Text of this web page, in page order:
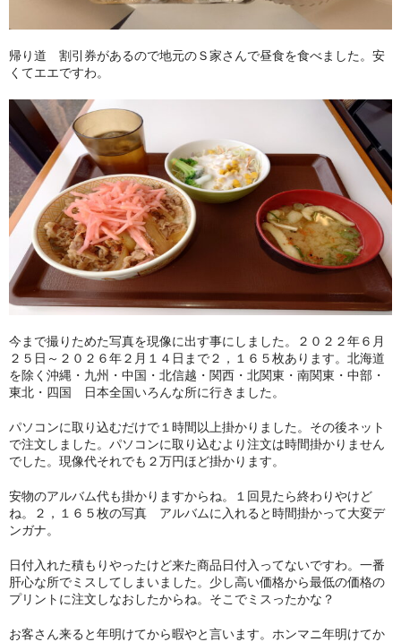
帰り道 割引券があるので地元のＳ家さんで昼食を食べました。安
くてエエですわ。
今まで撮りためた写真を現像に出す事にしました。２０２２年６月
２５日～２０２６年２月１４日まで２，１６５枚あります。北海道
を除く沖縄・九州・中国・北信越・関西・北関東・南関東・中部・
東北・四国 日本全国いろんな所に行きました。
パソコンに取り込むだけで１時間以上掛かりました。その後ネット
で注文しました。パソコンに取り込むより注文は時間掛かりません
でした。現像代それでも２万円ほど掛かります。
安物のアルバム代も掛かりますからね。１回見たら終わりやけど
ね。２，１６５枚の写真 アルバムに入れると時間掛かって大変デ
ンガナ。
日付入れた積もりやったけど来た商品日付入ってないですわ。一番
肝心な所でミスしてしまいました。少し高い価格から最低の価格の
プリントに注文しなおしたからね。そこでミスったかな？
お客さん来ると年明けてから暇やと言います。ホンマニ年明けてか